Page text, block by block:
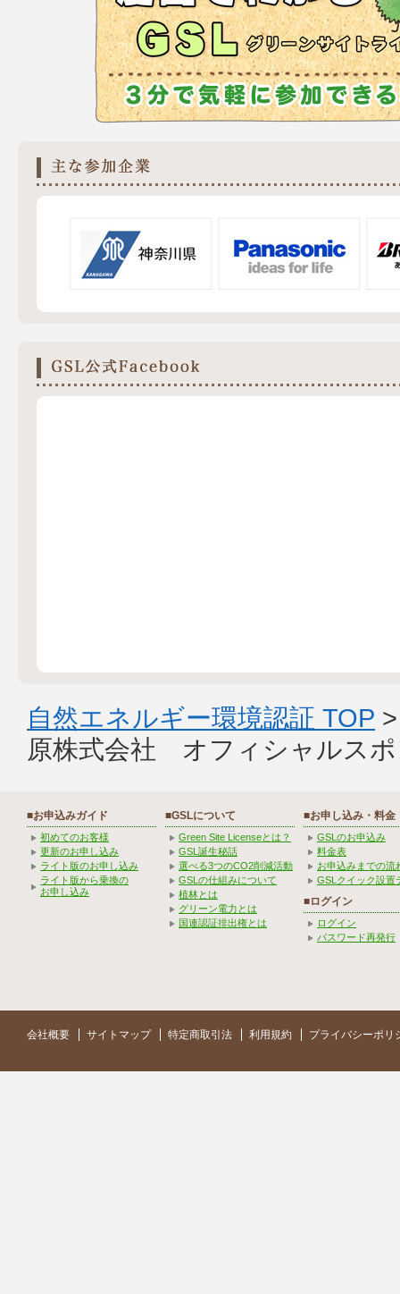
自然エネルギー環境認証 TOP
原株式会社 オフィシャルスポ
■お申込みガイド
初めてのお客様
更新のお申し込み
ライト版のお申し込み
ライト版から乗換の
お申し込み
■GSLについて
Green Site Licenseとは？
GSL誕生秘話
選べる3つのCO2削減活動
GSLの仕組みについて
植林とは
グリーン電力とは
国連認証排出権とは
■お申し込み・料金
GSLのお申込み
料金表
お申込みまでの流
GSLクイック設置
■ログイン
ログイン
パスワード再発行
会社概要 サイトマップ 特定商取引法 利用規約 プライバシーポリ